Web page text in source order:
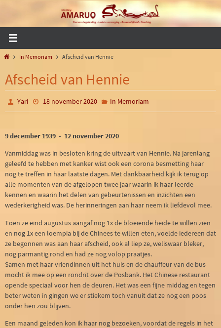
de
inhoud
HomeIn Memoriam Afscheid van Hennie
Afscheid van Hennie
Yari 18 november 2020 In Memoriam
9 december 1939 - 12 november 2020
Vanmiddag was in besloten kring de uitvaart van Hennie. Na jarenlang
geleefd te hebben met kanker wist ook een corona besmetting haar
nog te treffen in haar laatste dagen. Met dankbaarheid kijk ik terug op
alle momenten van de afgelopen twee jaar waarin ik haar leerde
kennen en waarin het delen van gebeurtenissen en inzichten een
wederkerigheid was. De herinneringen aan haar neem ik liefdevol mee.
Toen ze eind augustus aangaf nog 1x de bloeiende heide te willen zien
en nog 1x een loempia bij de Chinees te willen eten, voelde iedereen dat
ze begonnen was aan haar afscheid, ook al liep ze, weliswaar bleker,
nog parmantig rond en had ze nog volop praatjes.
Samen met haar vriendinnen uit het huis en de chauffeur van de bus
mocht ik mee op een rondrit over de Posbank. Het Chinese restaurant
opende speciaal voor hen de deuren. Het was een fijne middag en tegen
beter weten in gingen we er stiekem toch vanuit dat ze nog een poos
onder hen zou blijven.
Een maand geleden kon ik haar nog bezoeken, voordat de regels in het